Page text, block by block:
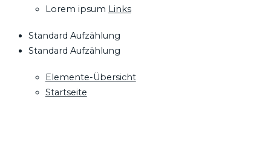
Lorem ipsum Links
Standard Aufzählung
Standard Aufzählung
Elemente-Übersicht
Startseite